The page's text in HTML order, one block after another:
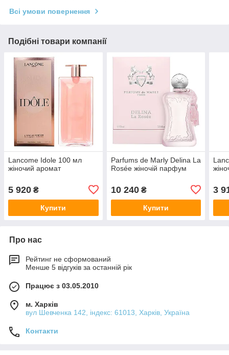
Всі умови повернення
Подібні товари компанії
Lancome Idole 100 мл
жіночий аромат
5 920 ₴
Купити
Parfums de Marly Delina La
Rosée жіночій парфум
10 240₴
Купити
3
Про нас
Рейтинг не сформований
Менше 5 відгуків за останній рік
Працює з 03.05.2010
м. Харків
вул Шевченка 142, iндекс: 61013, Харків, Україна
Контакти